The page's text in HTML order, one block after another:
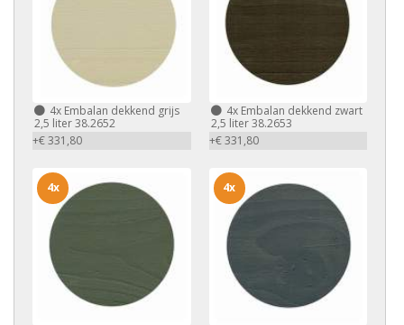
4x Embalan dekkend grijs
2,5 liter 38.2652
+€ 331,80
4xEmbalan dekkend zwart
2,5 liter 38.2653
+€ 331,80
4x 4x